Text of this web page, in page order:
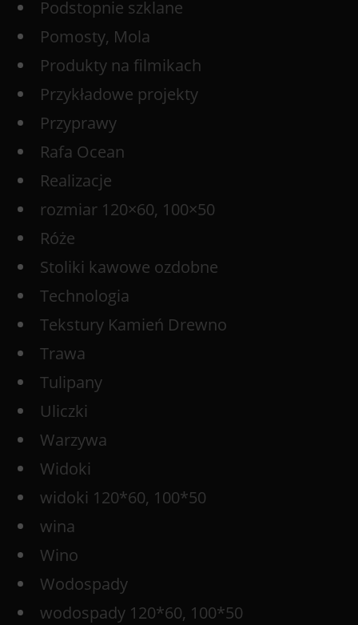
Podstopnie szklane
Pomosty, Mola
Produkty na filmikach
Przykładowe projekty
Przyprawy
Rafa Ocean
Realizacje
rozmiar 120×60, 100×50
Róże
Stoliki kawowe ozdobne
Technologia
Tekstury Kamień Drewno
Trawa
Tulipany
Uliczki
Warzywa
Widoki
widoki 120*60, 100*50
wina
Wino
Wodospady
wodospady 120*60, 100*50